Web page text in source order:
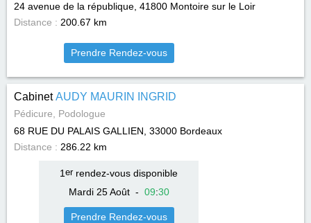
24 avenue de la république, 41800 Montoire sur le Loir
Distance : 200.67 km
Prendre Rendez-vous
CabinetAUDY MAURIN INGRID
Pédicure, Podologue
68 RUE DU PALAIS GALLIEN, 33000 Bordeaux
Distance : 286.22 km
1 errendez-vous disponible
Mardi 25 Août- 09:30
Prendre Rendez-vous